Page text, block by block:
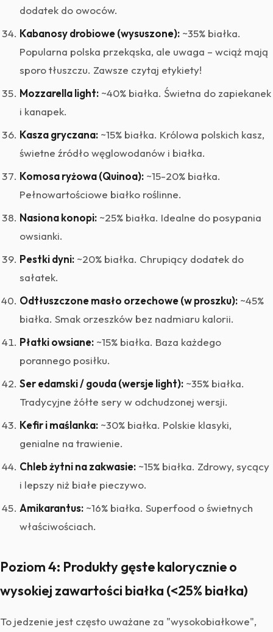
dodatek do owoców.
Kabanosy drobiowe (wysuszone): ~35% białka.
Popularna polska przekąska, ale uwaga – wciąż mają
sporo tłuszczu. Zawsze czytaj etykiety!
Mozzarella light: ~40% białka. Świetna do zapiekanek
i kanapek.
Kasza gryczana: ~15% białka. Królowa polskich kasz,
świetne źródło węglowodanów i białka.
Komosa ryżowa (Quinoa): ~15-20% białka.
Pełnowartościowe białko roślinne.
Nasiona konopi: ~25% białka. Idealne do posypania
owsianki.
Pestki dyni: ~20% białka. Chrupiący dodatek do
sałatek.
Odtłuszczone masło orzechowe (w proszku): ~45%
białka. Smak orzeszków bez nadmiaru kalorii.
Płatki owsiane: ~15% białka. Baza każdego
porannego posiłku.
Ser edamski / gouda (wersje light): ~35% białka.
Tradycyjne żółte sery w odchudzonej wersji.
Kefir i maślanka: ~30% białka. Polskie klasyki,
genialne na trawienie.
Chleb żytni na zakwasie: ~15% białka. Zdrowy, sycący
i lepszy niż białe pieczywo.
Amikarantus: ~16% białka. Superfood o świetnych
właściwościach.
Poziom 4: Produkty gęste kalorycznie o
wysokiej zawartości białka (<25% białka)
To jedzenie jest często uważane za "wysokobiałkowe",